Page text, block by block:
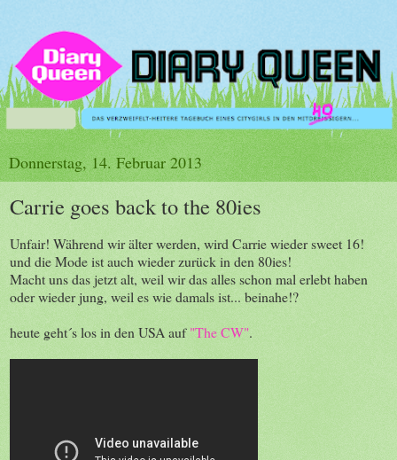
Donnerstag, 14. Februar 2013
Carrie goes back to the 80ies
Unfair! Während wir älter werden, wird Carrie wieder sweet 16!
und die Mode ist auch wieder zurück in den 80ies!
Macht uns das jetzt alt, weil wir das alles schon mal erlebt haben
oder wieder jung, weil es wie damals ist... beinahe!?
heute geht´s los in den USA auf"The CW".